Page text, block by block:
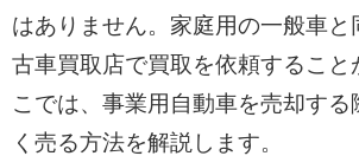
はありません。家庭用の一般車と
古車買取店で買取を依頼すること
こでは、事業用自動車を売却する
く売る方法を解説します。